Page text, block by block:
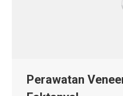
Perawatan